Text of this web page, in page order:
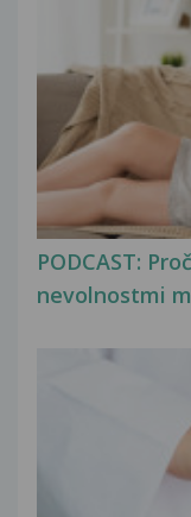
PODCAST:
nevolnostmi